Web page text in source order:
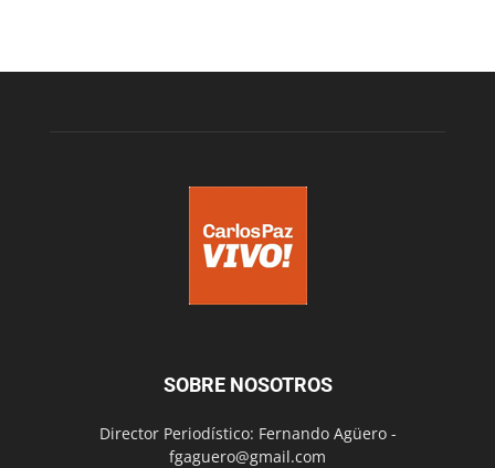
SOBRE NOSOTROS
Director Periodístico: Fernando Agüero -
fgaguero@gmail.com